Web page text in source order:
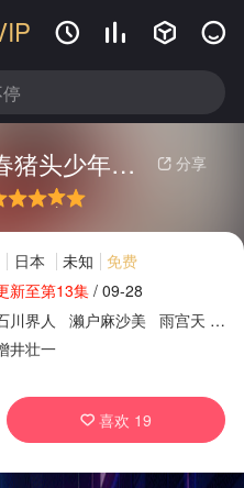
   
 分享
青春猪头少年不会梦到圣诞服女郎
日本 未知
免费
新至第13集/ 09-28
川界人 濑户麻沙美 雨宫天
山
井壮一
 喜欢 19